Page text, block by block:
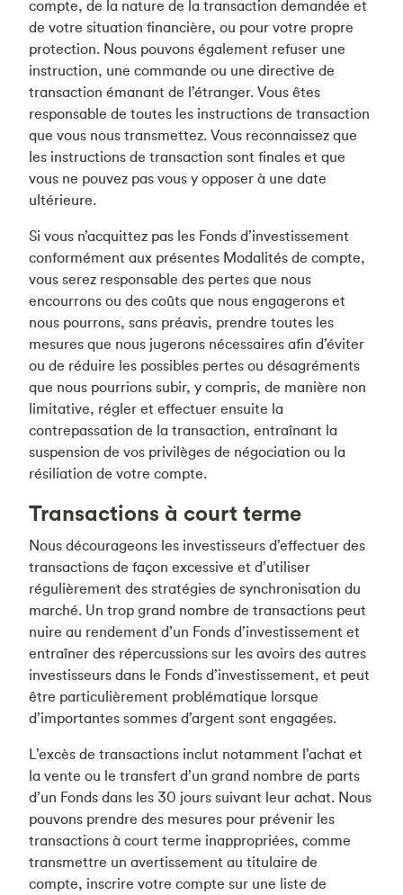
compte, de la nature de la transaction demandée et
de votre situation financière, ou pour votre propre
protection. Nous pouvons également refuser une
instruction, une commande ou une directive de
transaction émanant de l’étranger. Vous êtes
responsable de toutes les instructions de transaction
que vous nous transmettez. Vous reconnaissez que
les instructions de transaction sont finales et que
vous ne pouvez pas vous y opposer à une date
ultérieure.
Si vous n’acquittez pas les Fonds d’investissement
conformément aux présentes Modalités de compte,
vous serez responsable des pertes que nous
encourrons ou des coûts que nous engagerons et
nous pourrons, sans préavis, prendre toutes les
mesures que nous jugerons nécessaires afin d’éviter
ou de réduire les possibles pertes ou désagréments
que nous pourrions subir, y compris, de manière non
limitative, régler et effectuer ensuite la
contrepassation de la transaction, entraînant la
suspension de vos privilèges de négociation ou la
résiliation de votre compte.
Transactions à court terme
Nous décourageons les investisseurs d’effectuer des
transactions de façon excessive et d’utiliser
régulièrement des stratégies de synchronisation du
marché. Un trop grand nombre de transactions peut
nuire au rendement d’un Fonds d’investissement et
entraîner des répercussions sur les avoirs des autres
investisseurs dans le Fonds d’investissement, et peut
être particulièrement problématique lorsque
d’importantes sommes d’argent sont engagées.
L’excès de transactions inclut notamment l’achat et
la vente ou le transfert d’un grand nombre de parts
d’un Fonds dans les 30 jours suivant leur achat. Nous
pouvons prendre des mesures pour prévenir les
transactions à court terme inappropriées, comme
transmettre un avertissement au titulaire de
compte, inscrire votre compte sur une liste de